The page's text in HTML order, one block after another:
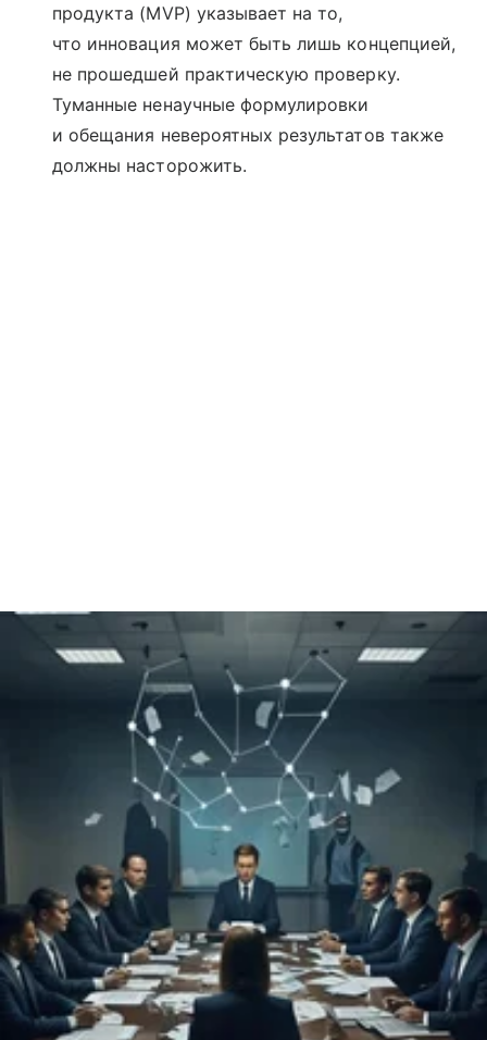
продукта (MVP) указывает на то,
что инновация может быть лишь концепцией,
не прошедшей практическую проверку.
Туманные ненаучные формулировки
и обещания невероятных результатов также
должны насторожить.